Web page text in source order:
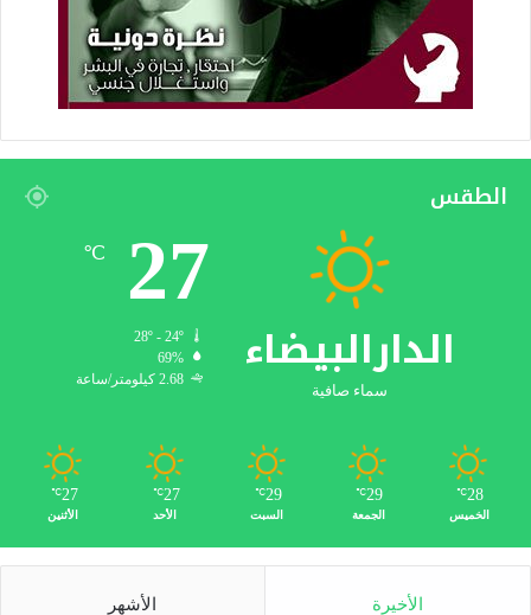
الطقس
الدارالبيضاء
سماء صافية
27
℃
69%
2.68 كيلومتر/ساعة
28
℃
الخميس
29
℃
الجمعة
29
℃
السبت
27
℃
الأحد
27
℃
الأثنين
الأخيرة الأشهر